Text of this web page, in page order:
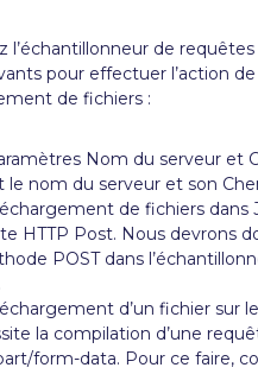
l’échantillonneur de requêtes
pour effectuer l’action de
de fichiers :
Nom du serveur et
le nom du serveur et son
de fichiers dans
HTTP Post. Nous devrons
POST dans
d’un fichier sur
la compilation d’une
form-data. Pour ce faire,